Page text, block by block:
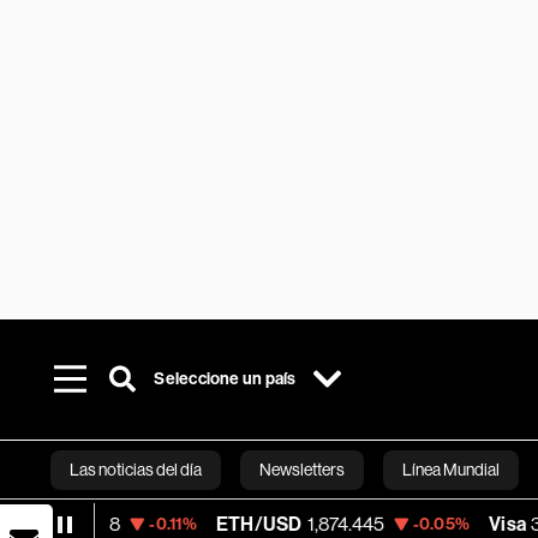
Seleccione un país
Las noticias del día Newsletters Línea Mundial
Bloomberg
ETH/USD 1,874.445 -0.05% Visa 369.59 +1.07%